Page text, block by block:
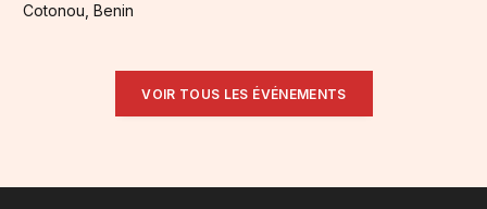
Cotonou, Benin
VOIR TOUS LES ÉVÉNEMENTS